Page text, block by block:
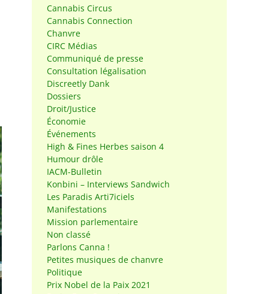
Cannabis Circus
Cannabis Connection
Chanvre
CIRC Médias
Communiqué de presse
Consultation légalisation
Discreetly Dank
Dossiers
Droit/Justice
Économie
Événements
High & Fines Herbes saison 4
Humour drôle
IACM-Bulletin
Konbini – Interviews Sandwich
Les Paradis Arti7iciels
Manifestations
Mission parlementaire
Non classé
Parlons Canna !
Petites musiques de chanvre
Politique
Prix Nobel de la Paix 2021